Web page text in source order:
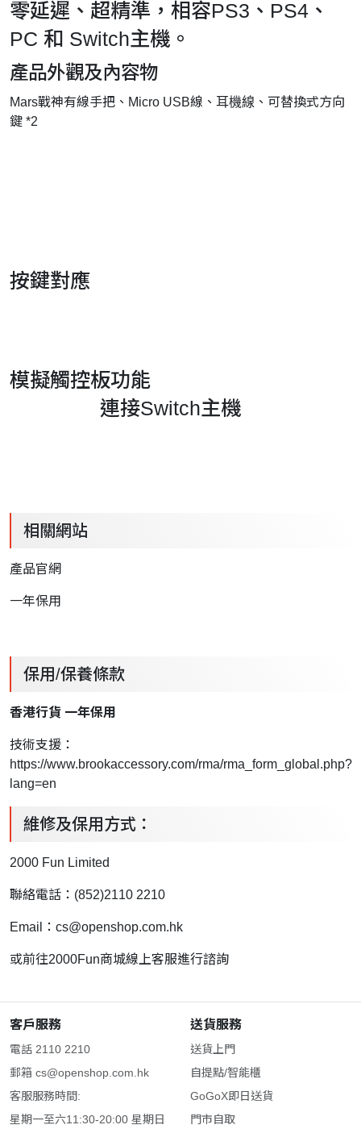
零延遲、超精準，相容PS3、PS4、
PC 和 Switch主機。
產品外觀及內容物
Mars戰神有線手把、Micro USB線、 耳機線 、可替換式方向
鍵 *2
按鍵對應
模擬觸控板功能
連接Switch主機
相關網站
產品官網
一年保用
保用/保養條款
香港行貨 一年保用
技術支援：
https://www.brookaccessory.com/rma/rma_form_global.php?
lang=en
維修及保用方式：
2000 Fun Limited
聯絡電話：(852)2110 2210
Email： cs@openshop.com.hk
或前往2000Fun商城線上客服進行諮詢
客戶服務
電話 2110 2210
郵箱 cs@openshop.com.hk
客服服務時間:
星期一至六11:30-20:00 星期日
送貨服務
送貨上門
自提點/智能櫃
GoGoX即日送貨
門市自取